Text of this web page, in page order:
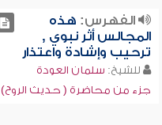
الفهرس: هذه
المجالس أثر نبوي ,
ترحيب وإشادة واعتذار
للشيخ: سلمان العودة
جزء من محاضرة ( حديث الروح)